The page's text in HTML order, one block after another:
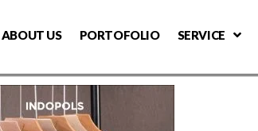
ABOUT US PORTOFOLIO SERVICE